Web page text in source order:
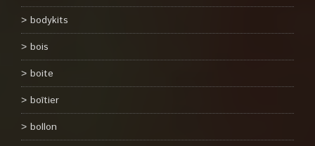
bodykits
bois
boite
boîtier
bollon